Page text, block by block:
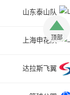
山东泰山队
上海申花队
达拉斯飞翼
顶部